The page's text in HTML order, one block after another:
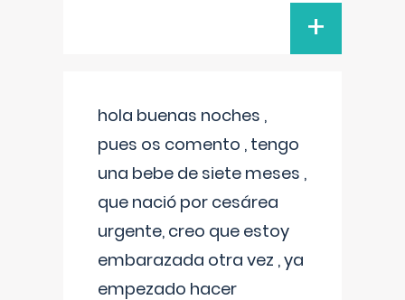
+
hola buenas noches ,
pues os comento , tengo
una bebe de siete meses ,
que nació por cesárea
urgente, creo que estoy
embarazada otra vez , ya
empezado hacer